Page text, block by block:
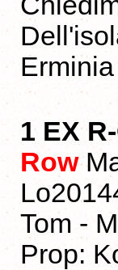
Erminia
1 EX
Row
Tom -
Prop: